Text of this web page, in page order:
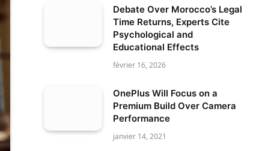
Debate Over Morocco’s Legal
Time Returns, Experts Cite
Psychological and
Educational Effects
février 16, 2026
OnePlus Will Focus on a
Premium Build Over Camera
Performance
janvier 14, 2021